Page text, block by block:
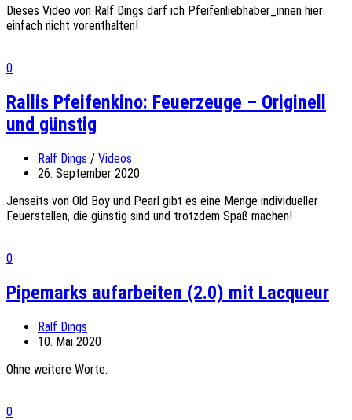
Dieses Video von Ralf Dings darf ich Pfeifenliebhaber_innen hier
einfach nicht vorenthalten!
0
Rallis Pfeifenkino: Feuerzeuge – Originell
und günstig
Ralf Dings / Videos
26. September 2020
Jenseits von Old Boy und Pearl gibt es eine Menge individueller
Feuerstellen, die günstig sind und trotzdem Spaß machen!
0
Pipemarks aufarbeiten (2.0) mit Lacqueur
Ralf Dings
10. Mai 2020
Ohne weitere Worte.
0